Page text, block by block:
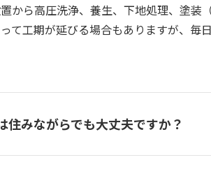
から高圧洗浄、養生、下地処理、塗装
て工期が延びる場合もありますが、毎
住みながらでも大丈夫ですか？